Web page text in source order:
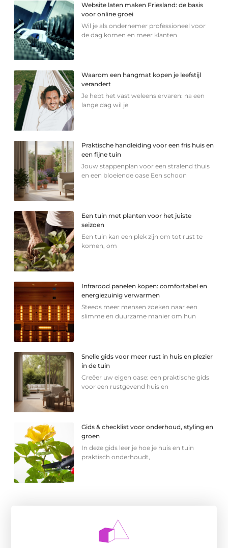
Website laten maken Friesland: de basis
voor online groei
Wil je als ondernemer professioneel voor
de dag komen en meer klanten
Waarom een hangmat kopen je leefstijl
verandert
Je hebt het vast weleens ervaren: na een
lange dag wil je
Praktische handleiding voor een fris huis en
een fijne tuin
Jouw stappenplan voor een stralend thuis
en een bloeiende oase Een schoon
Een tuin met planten voor het juiste
seizoen
Een tuin kan een plek zijn om tot rust te
komen, om
Infrarood panelen kopen: comfortabel en
energiezuinig verwarmen
Steeds meer mensen zoeken naar een
slimme en duurzame manier om hun
Snelle gids voor meer rust in huis en plezier
in de tuin
Creëer uw eigen oase: een praktische gids
voor een rustgevend huis en
Gids & checklist voor onderhoud, styling en
groen
In deze gids leer je hoe je huis en tuin
praktisch onderhoudt,